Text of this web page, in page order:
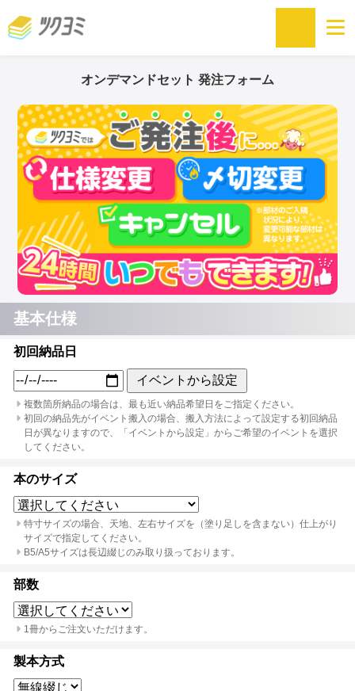
オンデマンドセット 発注フォーム
基本仕様
初回納品日
イベントから設定
複数箇所納品の場合は、最も近い納品希望日をご指定ください。
初回の納品先がイベント搬入の場合、搬入方法によって設定する初回納品
日が異なりますので、「イベントから設定」からご希望のイベントを選択
してください。
本のサイズ
特寸サイズの場合、天地、左右サイズを（塗り足しを含まない）仕上がり
サイズで指定してください。
B5/A5サイズは長辺綴じのみ取り扱っております。
部数
1冊からご注文いただけます。
製本方式